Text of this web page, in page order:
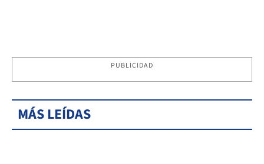
PUBLICIDAD
MÁS LEÍDAS